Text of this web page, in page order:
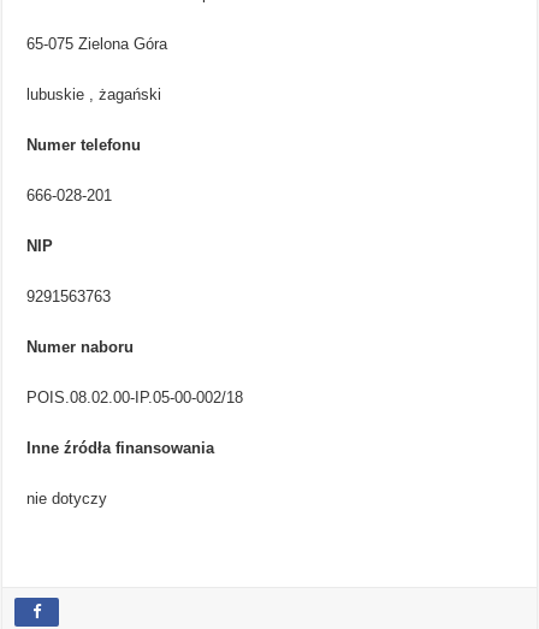
65-075 Zielona Góra
lubuskie , żagański
Numer telefonu
666-028-201
NIP
9291563763
Numer naboru
POIS.08.02.00-IP.05-00-002/18
Inne źródła finansowania
nie dotyczy